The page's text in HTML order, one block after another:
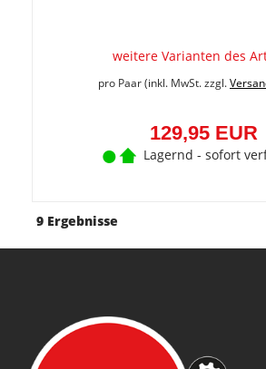
weitere Varianten des
pro Paar (inkl. MwSt. zzgl.
129,95 EUR
Lagernd - sofort
9 Ergebnisse